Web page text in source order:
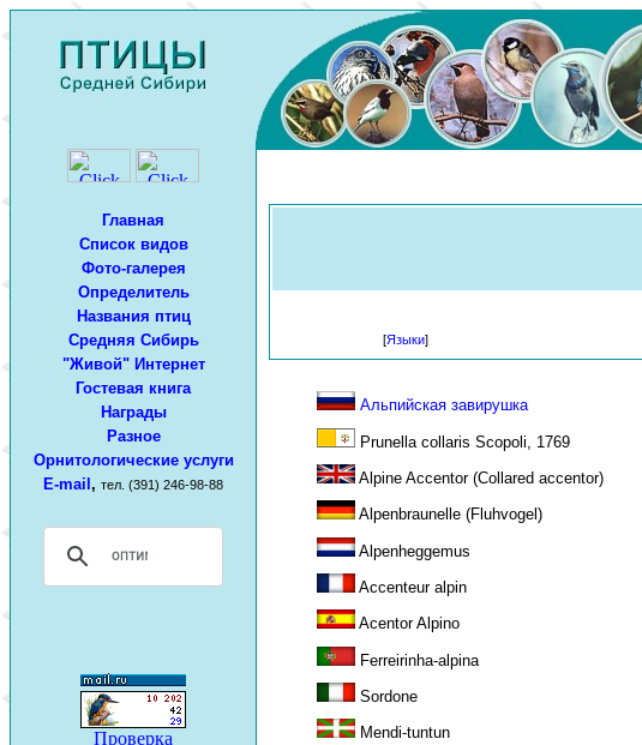
Главная
Список видов
Фото-галерея
Определитель
Названия птиц
Средняя Сибирь
"Живой" Интернет
Гостевая книга
Награды
Разное
Орнитологические услуги
E-mail , тел. (391) 246-98-88
[Языки]
Альпийская завирушка
Prunella collaris Scopoli, 1769
Alpine Accentor (Collared accentor)
Alpenbraunelle (Fluhvogel)
Alpenheggemus
Accenteur alpin
Acentor Alpino
Ferreirinha-alpina
Sordone
Mendi-tuntun